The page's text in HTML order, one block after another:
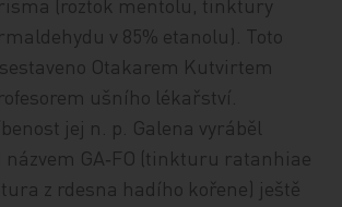
v 85% etanolu). Toto
Otakarem Kutvirtem
ušního lékařství.
jej n. p. Galena vyráběl
názvem GA‑FO (tinkturu ratanhiae
z rdesna hadího kořene) ještě